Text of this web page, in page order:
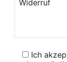
Widerruf
Ich